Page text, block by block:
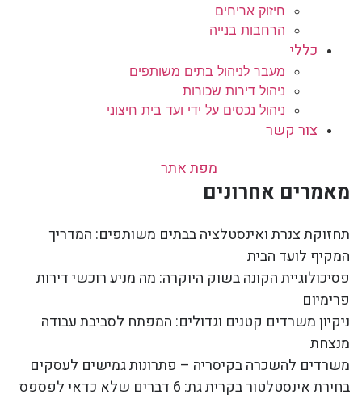
חיזוק אריחים
הרחבות בנייה
כללי
מעבר לניהול בתים משותפים
ניהול דירות שכורות
ניהול נכסים על ידי ועד בית חיצוני
צור קשר
מפת אתר
מאמרים אחרונים
תחזוקת צנרת ואינסטלציה בבתים משותפים: המדריך
המקיף לועד הבית
פסיכולוגיית הקונה בשוק היוקרה: מה מניע רוכשי דירות
פרימיום
ניקיון משרדים קטנים וגדולים: המפתח לסביבת עבודה
מנצחת
משרדים להשכרה בקיסריה – פתרונות גמישים לעסקים
בחירת אינסטלטור בקרית גת: 6 דברים שלא כדאי לפספס